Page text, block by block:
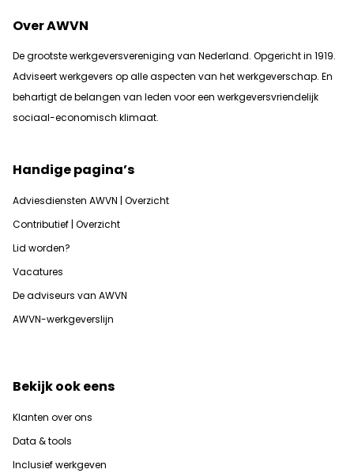
Over AWVN
De grootste werkgeversvereniging van Nederland. Opgericht in 1919.
Adviseert werkgevers op alle aspecten van het werkgeverschap. En
behartigt de belangen van leden voor een werkgeversvriendelijk
sociaal-economisch klimaat.
Handige pagina’s
Adviesdiensten AWVN | Overzicht
Contributief | Overzicht
Lid worden?
Vacatures
De adviseurs van AWVN
AWVN-werkgeverslijn
Bekijk ook eens
Klanten over ons
Data & tools
Inclusief werkgeven